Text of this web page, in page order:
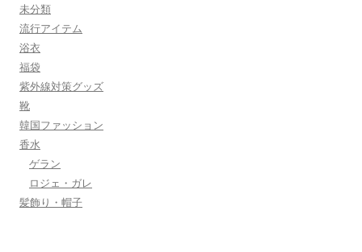
未分類
流行アイテム
浴衣
福袋
紫外線対策グッズ
靴
韓国ファッション
香水
ゲラン
ロジェ・ガレ
髪飾り・帽子